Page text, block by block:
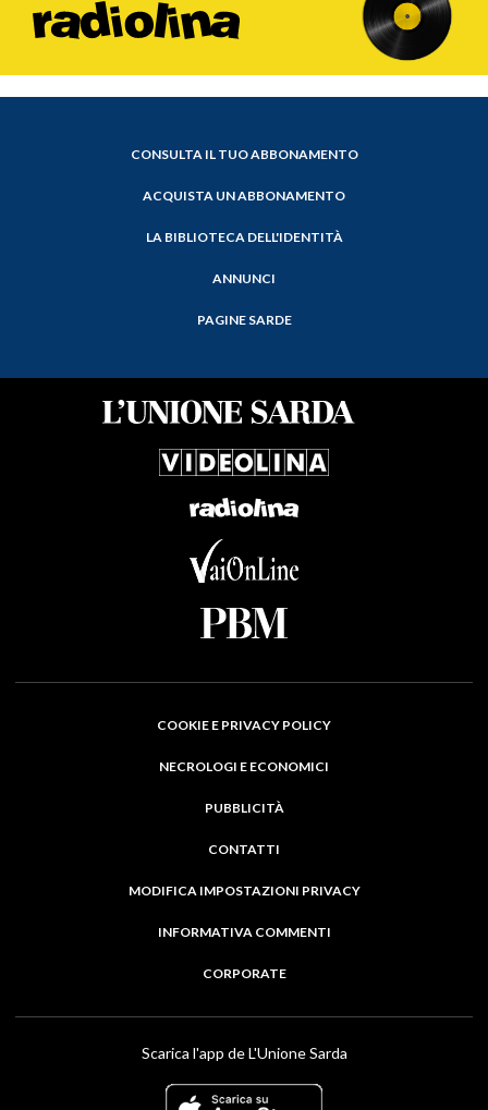
CONSULTA IL TUO ABBONAMENTO
ACQUISTA UN ABBONAMENTO
LA BIBLIOTECA DELL'IDENTITÀ
ANNUNCI
PAGINE SARDE
COOKIE E PRIVACY POLICY
NECROLOGI E ECONOMICI
PUBBLICITÀ
CONTATTI
MODIFICA IMPOSTAZIONI PRIVACY
INFORMATIVA COMMENTI
CORPORATE
Scarica l'app de L'Unione Sarda